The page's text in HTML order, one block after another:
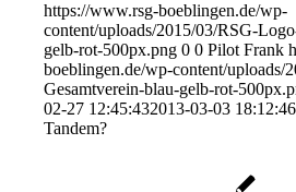
https://www.rsg-boeblingen.de/wp-
content/uploads/2015/03/RSG-
gelb-rot-500px.png 0 0 Pilot Frank
boeblingen.de/wp-content/uploads/
Gesamtverein-blau-gelb-rot-
02-27 12:45:432013-03-03 18:12:46
Tandem?